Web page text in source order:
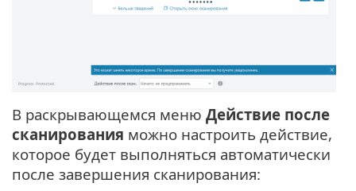
В раскрывающемся меню Действие после
сканирования можно настроить действие,
которое будет выполняться автоматически
после завершения сканирования: